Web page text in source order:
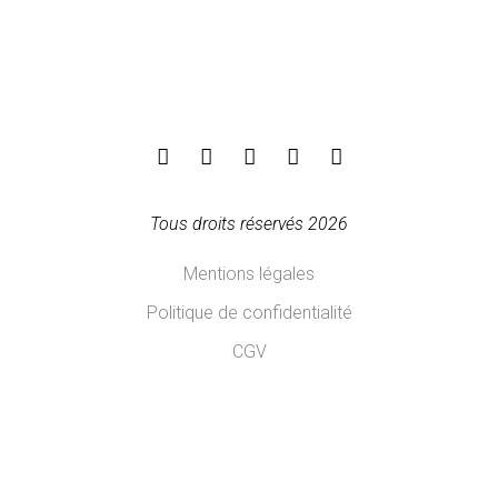
Tous droits réservés 2026
Mentions légales
Politique de confidentialité
CGV